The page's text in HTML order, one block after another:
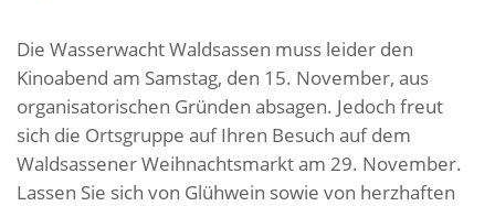
Die Wasserwacht Waldsassen muss leider den
Kinoabend am Samstag, den 15. November, aus
organisatorischen Gründen absagen. Jedoch freut
sich die Ortsgruppe auf Ihren Besuch auf dem
Waldsassener Weihnachtsmarkt am 29. November.
Lassen Sie sich von Glühwein sowie von herzhaften